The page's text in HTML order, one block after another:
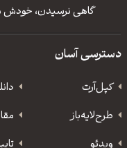
گاهی نرسیدن،
دسترسی آسان
کپل‌آرت
طرح‌لایه‌باز